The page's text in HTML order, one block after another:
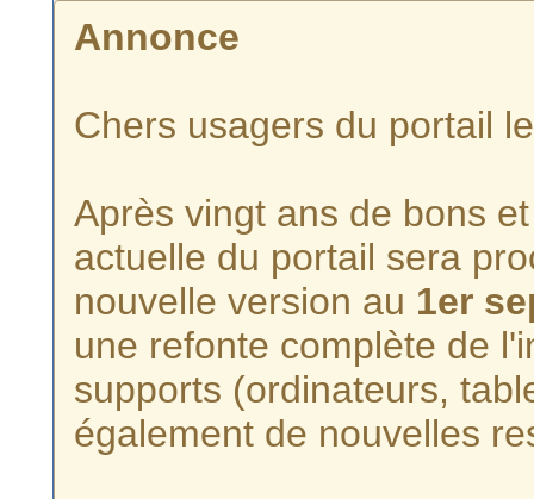
Annonce
Chers usagers du portail
Après vingt ans de bons
actuelle du portail sera
nouvelle version au 1er
une refonte complète de
supports (ordinateurs,
également de nouvelles